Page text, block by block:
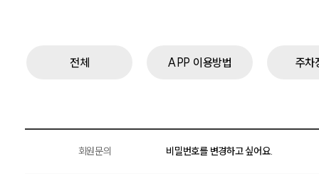
전체 APP 이용방법 주차
회원문의 비밀번호를 변경하고 싶어요.